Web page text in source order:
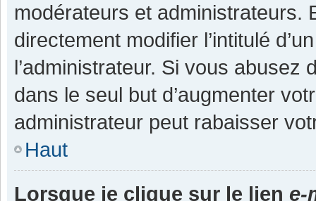
modérateurs et administrateurs.
directement modifier l’intitulé
l’administrateur. Si vous
dans le seul but d’augmenter
administrateur peut rabaisser
Haut
Lorsque je clique sur le lien e-